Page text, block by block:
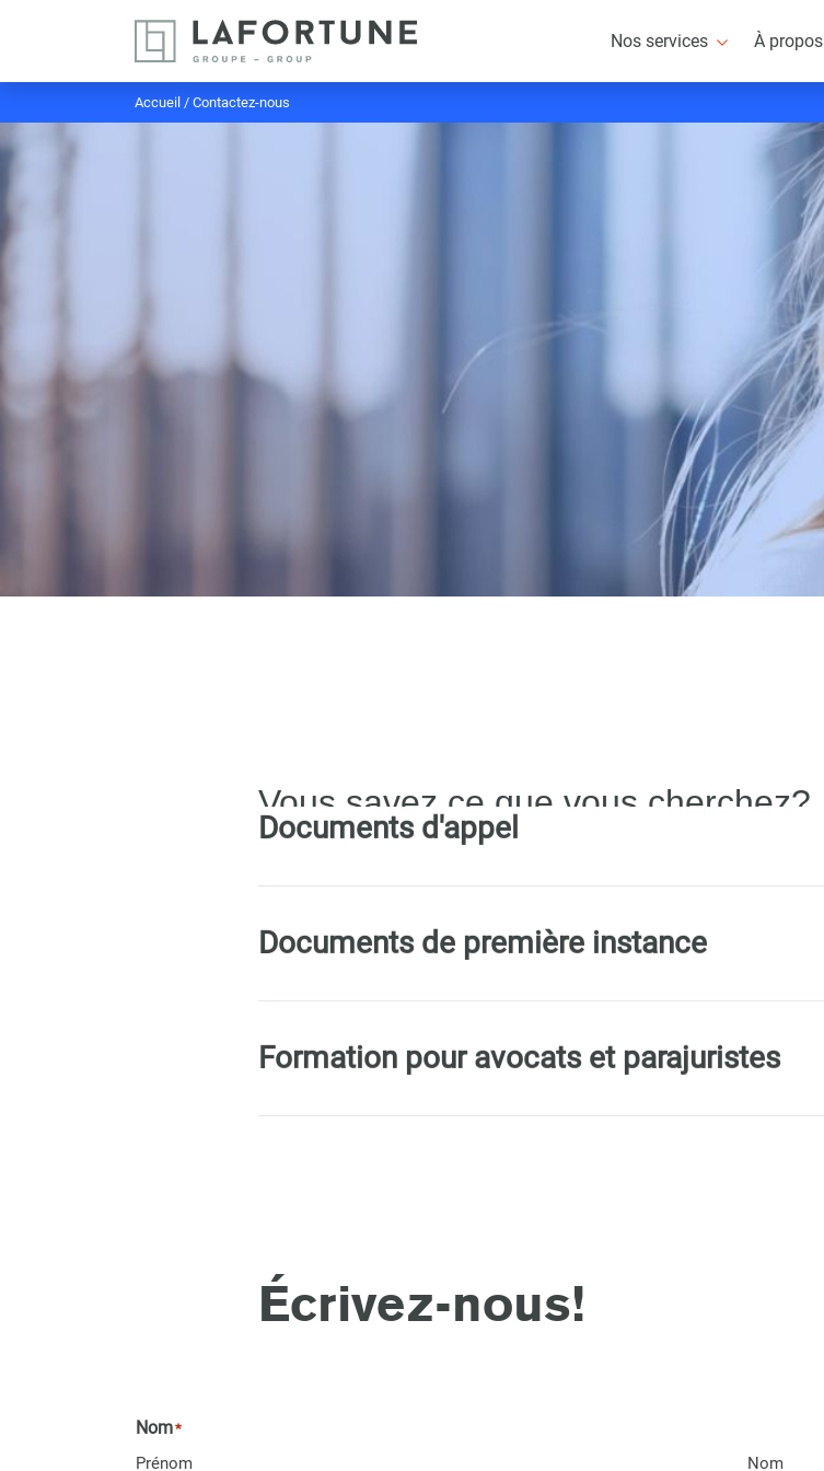
Nos services À propos
Accueil / Contactez-nous
Vous savez ce que vous cherchez?
Documents d'appel
Documents de première instance
Formation pour avocats et parajuristes
Écrivez-nous!
Nom*
Prénom Nom